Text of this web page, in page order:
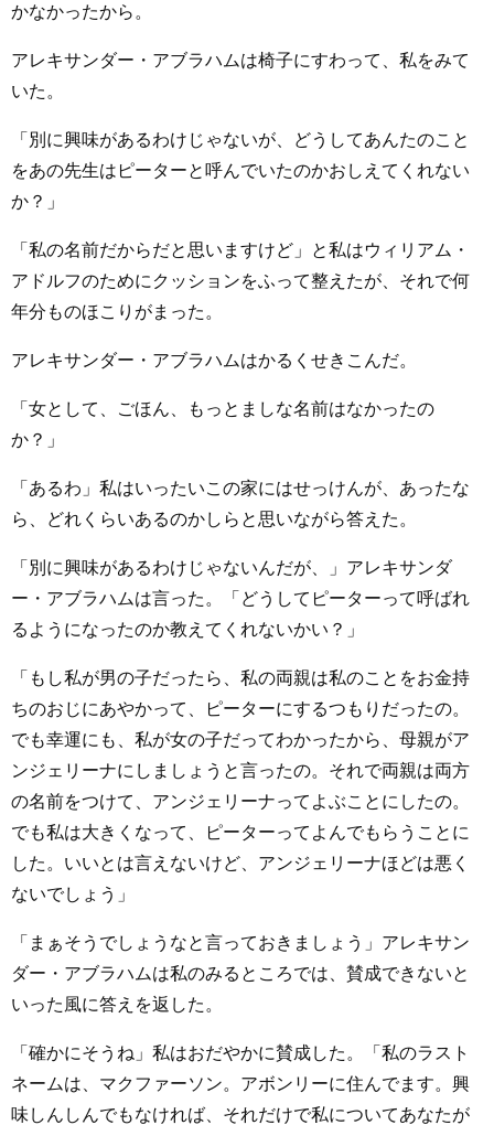
かなかったから。
アレキサンダー・アブラハムは椅子にすわって、私をみて
いた。
「別に興味があるわけじゃないが、どうしてあんたのこと
をあの先生はピーターと呼んでいたのかおしえてくれない
か？」
「私の名前だからだと思いますけど」と私はウィリアム・
アドルフのためにクッションをふって整えたが、それで何
年分ものほこりがまった。
アレキサンダー・アブラハムはかるくせきこんだ。
「女として、ごほん、もっとましな名前はなかったの
か？」
「あるわ」私はいったいこの家にはせっけんが、あったな
ら、どれくらいあるのかしらと思いながら答えた。
「別に興味があるわけじゃないんだが、」アレキサンダ
ー・アブラハムは言った。「どうしてピーターって呼ばれ
るようになったのか教えてくれないかい？」
「もし私が男の子だったら、私の両親は私のことをお金持
ちのおじにあやかって、ピーターにするつもりだったの。
でも幸運にも、私が女の子だってわかったから、母親がア
ンジェリーナにしましょうと言ったの。それで両親は両方
の名前をつけて、アンジェリーナってよぶことにしたの。
でも私は大きくなって、ピーターってよんでもらうことに
した。いいとは言えないけど、アンジェリーナほどは悪く
ないでしょう」
「まぁそうでしょうなと言っておきましょう」アレキサン
ダー・アブラハムは私のみるところでは、賛成できないと
いった風に答えを返した。
「確かにそうね」私はおだやかに賛成した。「私のラスト
ネームは、マクファーソン。アボンリーに住んでます。興
味しんしんでもなければ、それだけで私についてあなたが